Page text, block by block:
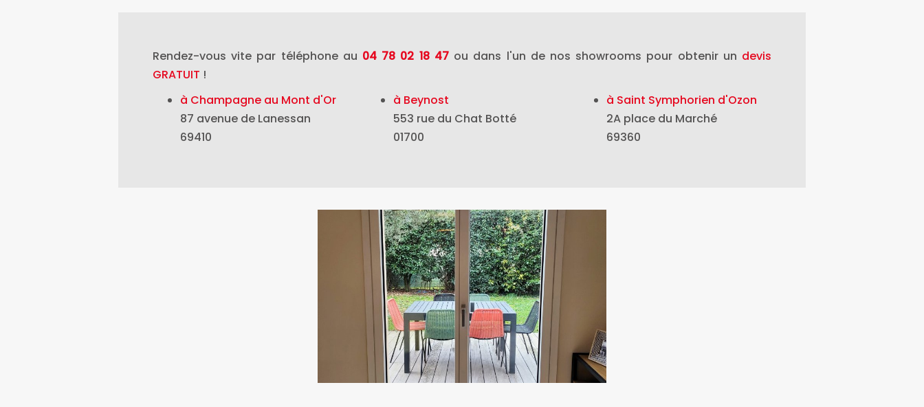
Rendez-vous vite par téléphone au 04 78 02 18 47ou dans l'un de nos showrooms pour obtenir un devis
GRATUIT !
à Champagne au Mont d'Or
87 avenue de Lanessan
69410
à Beynost
553 rue du Chat Botté
01700
à Saint Symphorien d'Ozon
2A place du Marché
69360